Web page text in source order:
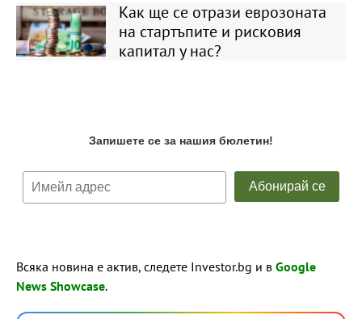
Как ще се отрази еврозоната
на стартъпите и рисковия
капитал у нас?
Всяка новина е актив, следете Investor.bg и в Google
News Showcase.